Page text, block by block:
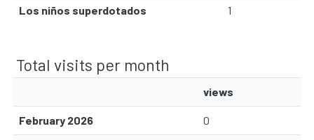
Los niños superdotados 1
Total visits per month
views
February 2026 0